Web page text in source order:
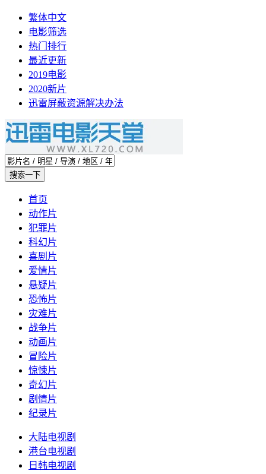
繁体中文
电影筛选
热门排行
最近更新
2019电影
2020新片
迅雷屏蔽资源解决办法
首页
动作片
犯罪片
科幻片
喜剧片
爱情片
悬疑片
恐怖片
灾难片
战争片
动画片
冒险片
惊悚片
奇幻片
剧情片
纪录片
大陆电视剧
港台电视剧
日韩电视剧